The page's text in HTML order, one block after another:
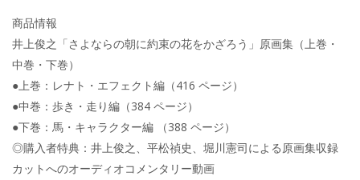
商品情報
井上俊之「さよならの朝に約束の花をかざろう」原画集（上巻・
中巻・下巻）
●上巻：レナト・エフェクト編（416 ページ）
●中巻：歩き・走り編（384 ページ）
●下巻：馬・キャラクター編 （388 ページ）
◎購入者特典：井上俊之、平松禎史、堀川憲司による原画集収録
カットへのオーディオコメンタリー動画